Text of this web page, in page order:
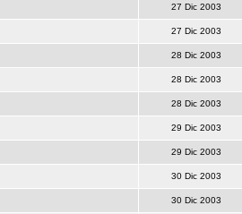
27 Dic 2003
27 Dic 2003
28 Dic 2003
28 Dic 2003
28 Dic 2003
29 Dic 2003
29 Dic 2003
30 Dic 2003
30 Dic 2003